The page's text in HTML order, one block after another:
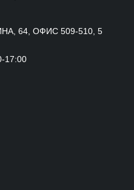
64, ОФИС 509-510, 5
17:00